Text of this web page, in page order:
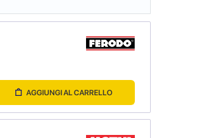
AGGIUNGI AL CARRELLO